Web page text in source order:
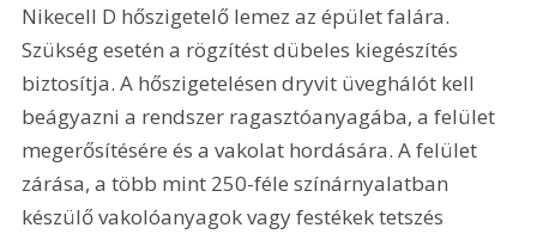
Nikecell D hőszigetelő lemez az épület falára.
Szükség esetén a rögzítést dübeles kiegészítés
biztosítja. A hőszigetelésen dryvit üveghálót kell
beágyazni a rendszer ragasztóanyagába, a felület
megerősítésére és a vakolat hordására. A felület
zárása, a több mint 250-féle színárnyalatban
készülő vakolóanyagok vagy festékek tetszés